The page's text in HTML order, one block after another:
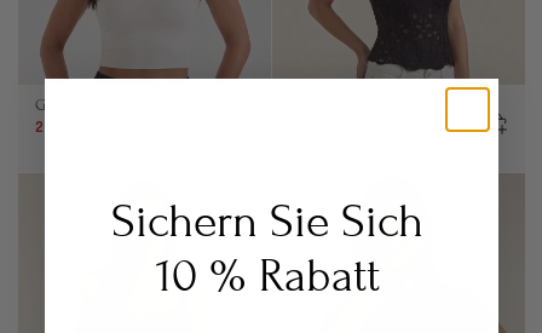
Guinevere Crop-Top
24,00 €
Sichern Sie Sich
10 % Rabatt